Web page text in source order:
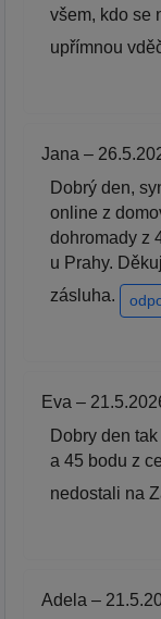
všem, kdo se
upřímnou
Jana –
Dobrý den,
online z
dohromady z
u Prahy.
zásluha.
Eva –
Dobry den
a 45 bodu z
nedostali na
Adela –